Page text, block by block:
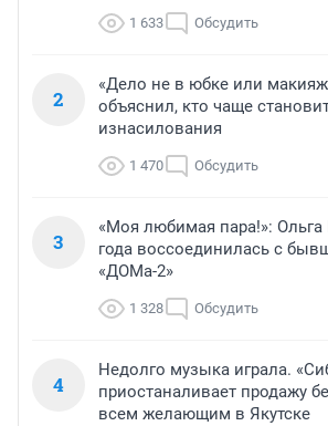
1 633 Обсудить
2
«Дело не в юбке или
объяснил, кто чаще
изнасилования
1 470 Обсудить
3
«Моя любимая пара!»: Ольга
года воссоединилась с
«ДОМа-2»
1 328 Обсудить
4
Недолго музыка играла.
приостаналивает продажу
всем желающим в Якутске